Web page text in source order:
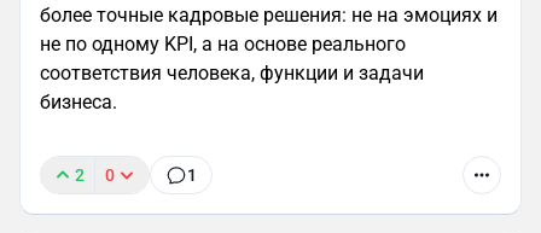
более точные кадровые решения: не на эмоциях и
не по одному KPI, а на основе реального
соответствия человека, функции и задачи
бизнеса.
2 0 1